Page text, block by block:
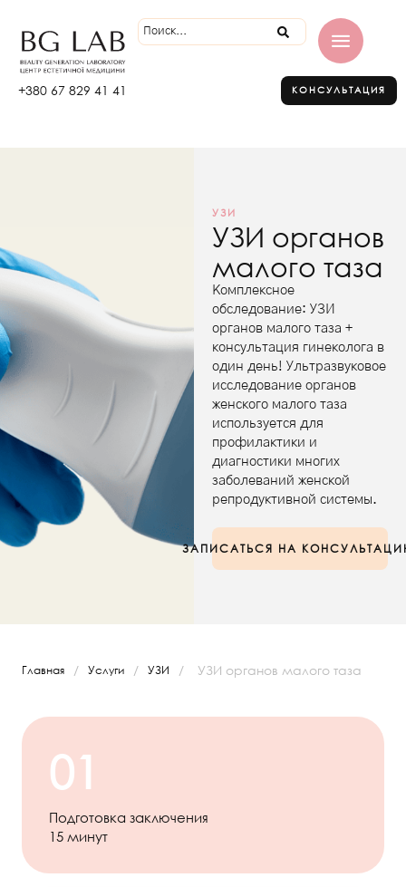
+380 67 829 41 41 КОНСУЛЬТАЦИЯ
УЗИ
УЗИ органов
малого таза
Комплексное
обследование: УЗИ
органов малого таза +
консультация гинеколога в
один день! Ультразвуковое
исследование органов
женского малого таза
используется для
профилактики и
диагностики многих
заболеваний женской
репродуктивной системы.
ЗАПИСАТЬСЯ НА
Главная / Услуги / УЗИ / УЗИ органов малого таза
01
Подготовка заключения
15 минут